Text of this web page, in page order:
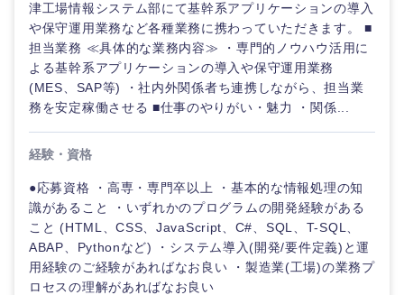
津工場情報システム部にて基幹系アプリケーションの導入
や保守運用業務など各種業務に携わっていただきます。 ■
担当業務 ≪具体的な業務内容≫ ・専門的ノウハウ活用に
よる基幹系アプリケーションの導入や保守運用業務
(MES、SAP等) ・社内外関係者ち連携しながら、担当業
務を安定稼働させる ■仕事のやりがい・魅力 ・関係...
経験・資格
●応募資格 ・高専・専門卒以上 ・基本的な情報処理の知
識があること ・いずれかのプログラムの開発経験がある
こと (HTML、CSS、JavaScript、C#、SQL、T-SQL、
ABAP、Pythonなど) ・システム導入(開発/要件定義)と運
用経験のご経験があればなお良い ・製造業(工場)の業務プ
ロセスの理解があればなお良い